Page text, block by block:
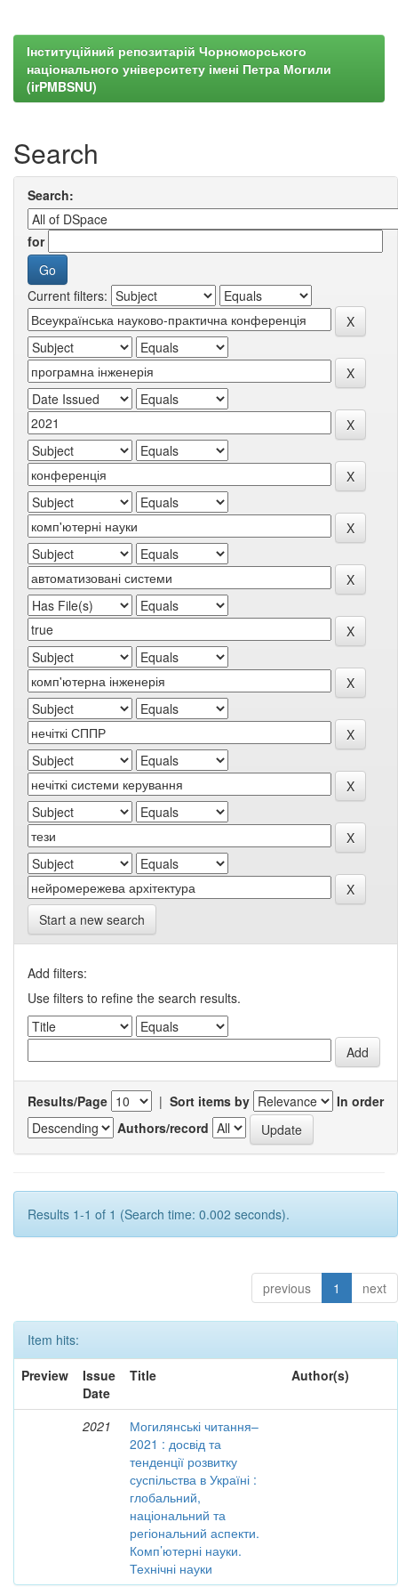
Інституційний репозитарій Чорноморського
національного університету імені Петра Могили
(irPMBSNU)
Search
Search:
for
Current filters:
Start a new search
Add filters:
Use filters to refine the search results.
Results/Page | Sort items by
In order
Authors/record
Results 1-1 of 1 (Search time: 0.002 seconds).
previous 1 next
Item hits:
Preview
Issue
Date
Title Author(s)
2021
Могилянські читання–
2021 : досвід та
тенденції розвитку
суспільства в Україні :
глобальний,
національний та
регіональний аспекти.
Комп’ютерні науки.
Технічні науки